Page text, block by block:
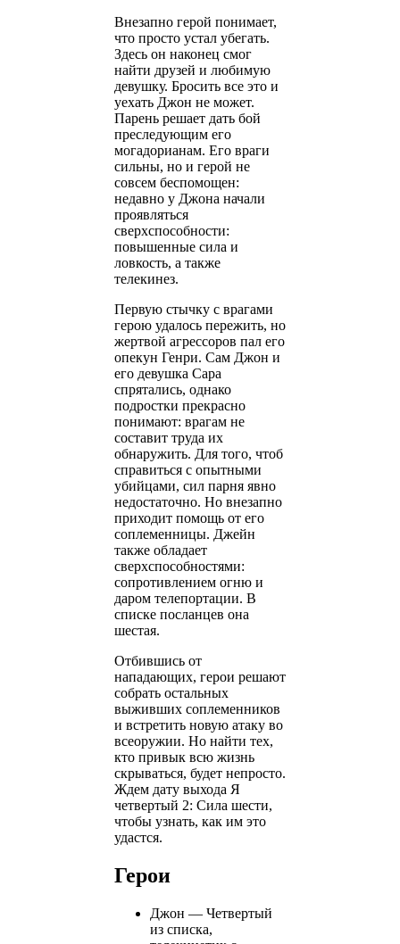
Внезапно герой понимает,
что просто устал убегать.
Здесь он наконец смог
найти друзей и любимую
девушку. Бросить все это и
уехать Джон не может.
Парень решает дать бой
преследующим его
могадорианам. Его враги
сильны, но и герой не
совсем беспомощен:
недавно у Джона начали
проявляться
сверхспособности:
повышенные сила и
ловкость, а также
телекинез.
Первую стычку с врагами
герою удалось пережить, но
жертвой агрессоров пал его
опекун Генри. Сам Джон и
его девушка Сара
спрятались, однако
подростки прекрасно
понимают: врагам не
составит труда их
обнаружить. Для того, чтоб
справиться с опытными
убийцами, сил парня явно
недостаточно. Но внезапно
приходит помощь от его
соплеменницы. Джейн
также обладает
сверхспособностями:
сопротивлением огню и
даром телепортации. В
списке посланцев она
шестая.
Отбившись от
нападающих, герои решают
собрать остальных
выживших соплеменников
и встретить новую атаку во
всеоружии. Но найти тех,
кто привык всю жизнь
скрываться, будет непросто.
Ждем дату выхода Я
четвертый 2: Сила шести,
чтобы узнать, как им это
удастся.
Герои
Джон — Четвертый
из списка,